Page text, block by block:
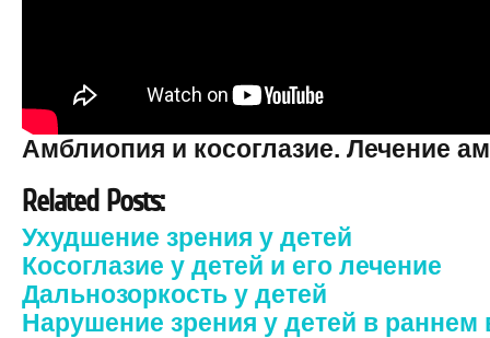
Амблиопия и косоглазие. Лечение
Related Posts:
Ухудшение зрения у детей
Косоглазие у детей и его лечение
Дальнозоркость у детей
Нарушение зрения у детей в раннем